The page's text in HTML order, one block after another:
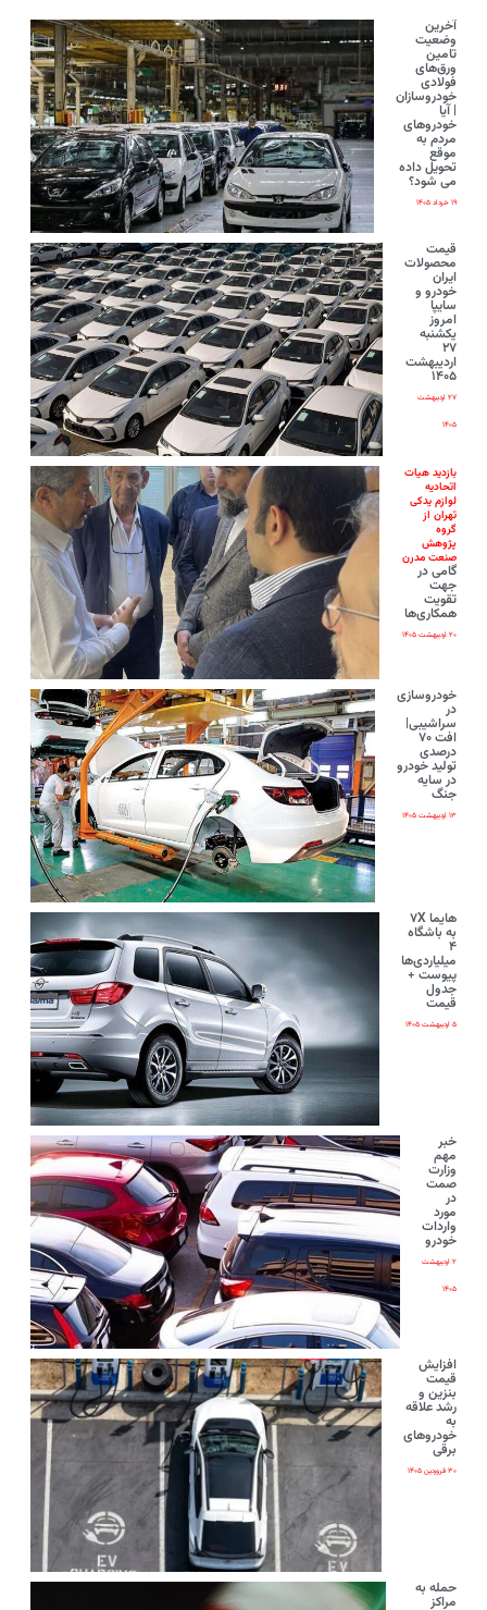
آخرین
وضعیت
تامین
ورق‌های
فولادی
خودروسازان
| آیا
خودروهای
مردم به
موقع
تحویل داده
می شود؟
۱۹ خرداد ۱۴۰۵
قیمت
محصولات
ایران‌
خودرو و
سایپا
امروز
یکشنبه
۲۷
اردیبهشت
۱۴۰۵
۲۷ اردیبهشت
۱۴۰۵
بازدید هیات
اتحادیه
لوازم یدکی
تهران از
گروه
پژوهش
صنعت مدرن
گامی در
جهت
تقویت
همکاری‌ها
۲۰ اردیبهشت ۱۴۰۵
خودروسازی
در
سراشیبی|
افت ۷۰
درصدی
تولید خودرو
در سایه
جنگ
۱۳ اردیبهشت ۱۴۰۵
هایما ۷X
به باشگاه
۴
میلیاردی‌ها
پیوست +
جدول
قیمت
۵ اردیبهشت ۱۴۰۵
خبر
مهم
وزارت
صمت
در
مورد
واردات
خودرو
۲ اردیبهشت
۱۴۰۵
افزایش
قیمت
بنزین و
رشد علاقه
به
خودروهای
برقی
۳۰ فروردین ۱۴۰۵
حمله به
مراکز